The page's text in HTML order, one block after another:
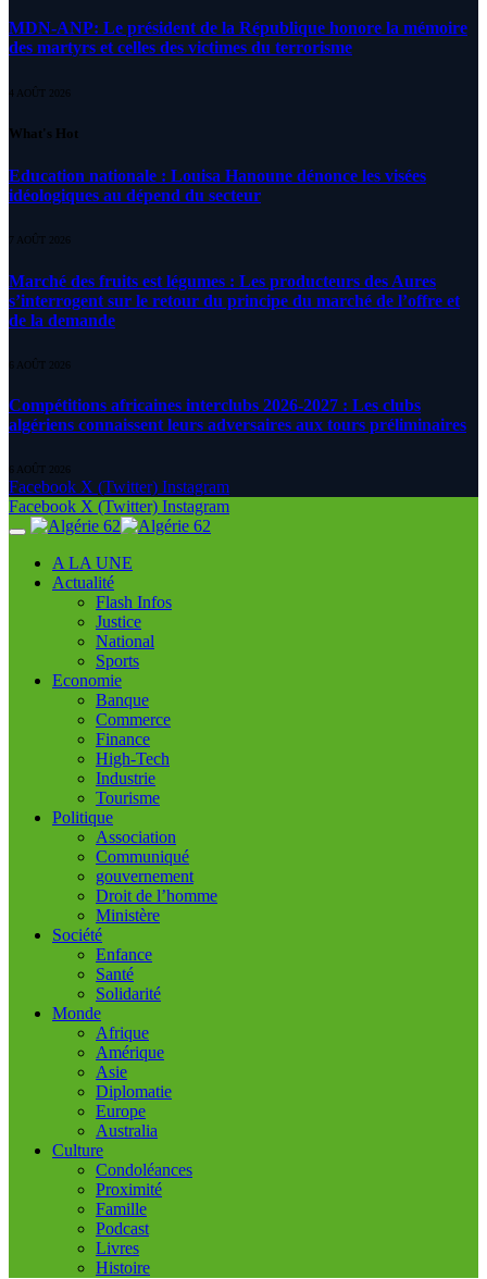
MDN-ANP: Le président de la République honore la mémoire
des martyrs et celles des victimes du terrorisme
4 AOÛT 2026
What's Hot
Education nationale : Louisa Hanoune dénonce les visées
idéologiques au dépend du secteur
7 AOÛT 2026
Marché des fruits est légumes : Les producteurs des Aures
s’interrogent sur le retour du principe du marché de l’offre et
de la demande
6 AOÛT 2026
Compétitions africaines interclubs 2026-2027 : Les clubs
algériens connaissent leurs adversaires aux tours préliminaires
6 AOÛT 2026
Facebook X (Twitter) Instagram
Facebook X (Twitter) Instagram
A LA UNE
Actualité
Flash Infos
Justice
National
Sports
Economie
Banque
Commerce
Finance
High-Tech
Industrie
Tourisme
Politique
Association
Communiqué
gouvernement
Droit de l’homme
Ministère
Société
Enfance
Santé
Solidarité
Monde
Afrique
Amérique
Asie
Diplomatie
Europe
Australia
Culture
Condoléances
Proximité
Famille
Podcast
Livres
Histoire